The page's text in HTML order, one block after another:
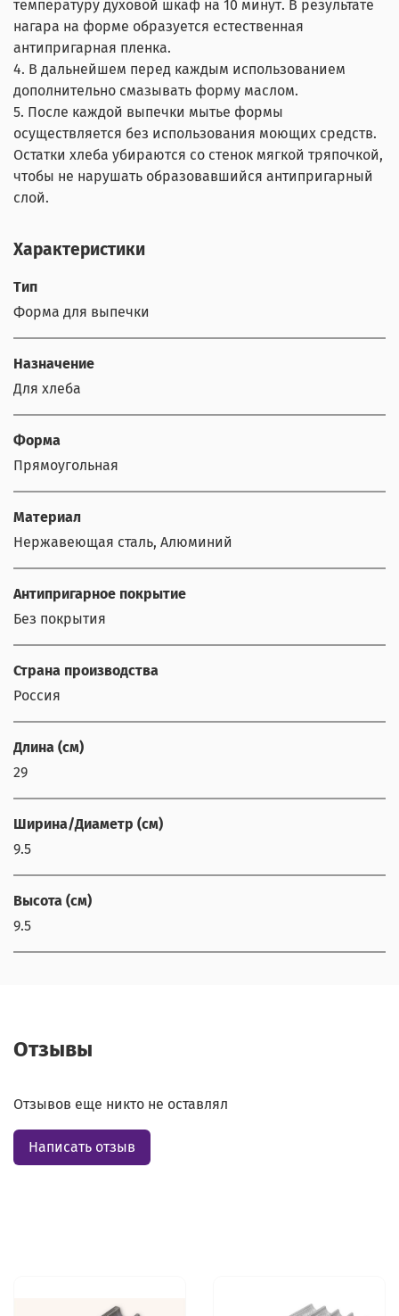
температуру духовой шкаф на 10 минут. В результате
нагара на форме образуется естественная
антипригарная пленка.
4. В дальнейшем перед каждым использованием
дополнительно смазывать форму маслом.
5. После каждой выпечки мытье формы
осуществляется без использования моющих средств.
Остатки хлеба убираются со стенок мягкой тряпочкой,
чтобы не нарушать образовавшийся антипригарный
слой.
Характеристики
Тип
Форма для выпечки
Назначение
Для хлеба
Форма
Прямоугольная
Материал
Нержавеющая сталь, Алюминий
Антипригарное покрытие
Без покрытия
Страна производства
Россия
Длина (см)
29
Ширина/Диаметр (см)
9.5
Высота (см)
9.5
Отзывы
Отзывов еще никто не оставлял
Написать отзыв